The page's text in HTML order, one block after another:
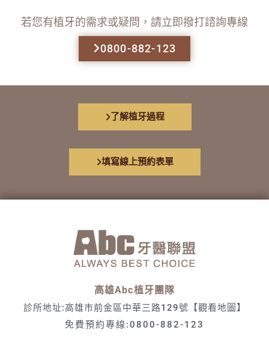
若您有植牙的需求或疑問，請立即撥打諮詢專線
0800-882-123
了解植牙過程
填寫線上預約表單
高雄Abc植牙團隊
診所地址:高雄市前金區中華三路129號 【觀看地圖】
免費預約專線:0800-882-123